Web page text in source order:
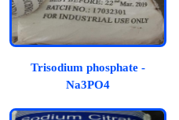
Trisodium phosphate -
Na3PO4